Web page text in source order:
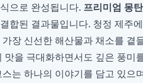
으로 완성됩니다. 프리미엄 몽탄
합된 결과물입니다. 청정 제주
장 신선한 해산물과 채소를 곁
을 극대화하면서도 깊은 풍미
는 하나의 이야기를 담고 있으